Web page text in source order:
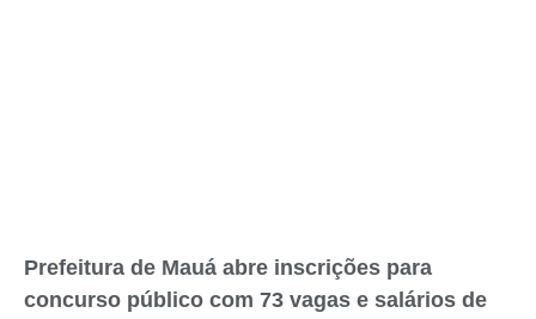
Prefeitura de Mauá abre inscrições para
concurso público com 73 vagas e salários de